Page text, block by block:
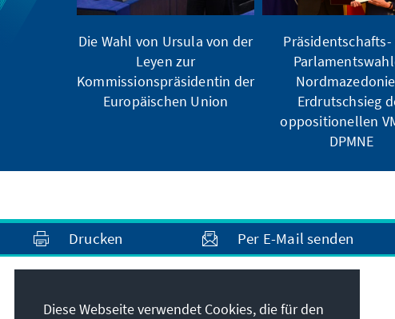
Die Wahl von Ursula von der
Leyen zur
Kommissionspräsidentin der
Europäischen Union
Präsidentschafts-
Erdrutschsieg
oppositionellen
DPMNE
Drucken Per E-Mail senden
Diese Webseite verwendet Cookies, die für den